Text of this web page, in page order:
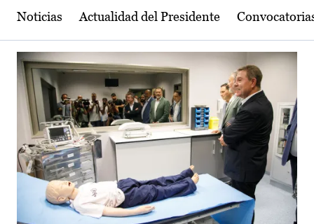
Noticias Actualidad del Presidente